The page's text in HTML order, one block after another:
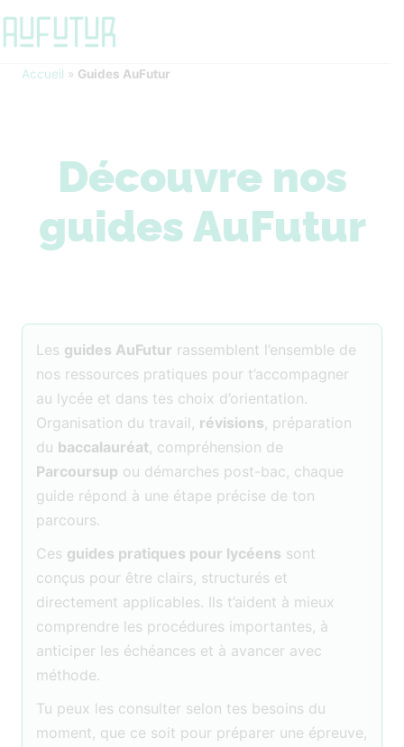
Accueil » Guides AuFutur
Découvre nos
guides AuFutur
Les guides AuFutur rassemblent l’ensemble de
nos ressources pratiques pour t’accompagner
au lycée et dans tes choix d’orientation.
Organisation du travail, révisions, préparation
du baccalauréat, compréhension de
Parcoursup ou démarches post-bac, chaque
guide répond à une étape précise de ton
parcours.
Ces guides pratiques pour lycéens sont
conçus pour être clairs, structurés et
directement applicables. Ils t’aident à mieux
comprendre les procédures importantes, à
anticiper les échéances et à avancer avec
méthode.
Tu peux les consulter selon tes besoins du
moment, que ce soit pour préparer une épreuve,